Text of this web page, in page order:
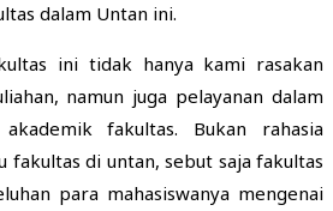
dalam Untan ini.
ini tidak hanya kami rasakan
namun juga pelayanan dalam
fakultas. Bukan rahasia
fakultas di untan, sebut saja fakultas
para mahasiswanya mengenai